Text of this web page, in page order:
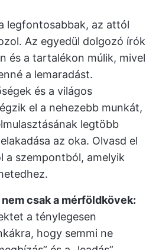
legfontosabbak, az attól
Az egyedül dolgozó írók
és a tartalékon múlik, mivel
a lemaradást.
és a világos
el a nehezebb munkát,
legtöbb
az oka. Olvasd el
a szempontból, amelyik
csak a mérföldkövek:
a ténylegesen
hogy semmi ne